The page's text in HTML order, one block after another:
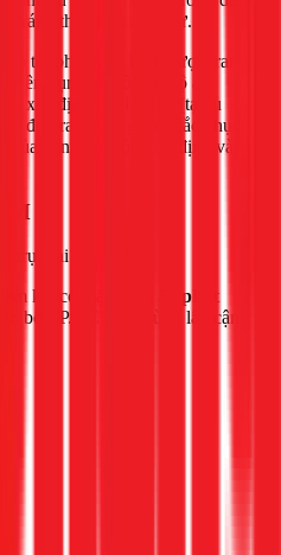
tránh thiệt hại tương tự.
tôi phụ trách luôn được trang
dụng và đồ bảo hộ an
xác định vị trí sự cố (tại tủ
đưa ra phương án khắc phục
của bạn hoạt động ổn định và
trực tại TPHCM.
kết có mặt trong
30 phút
bộ TP.HCM và vùng lân cận